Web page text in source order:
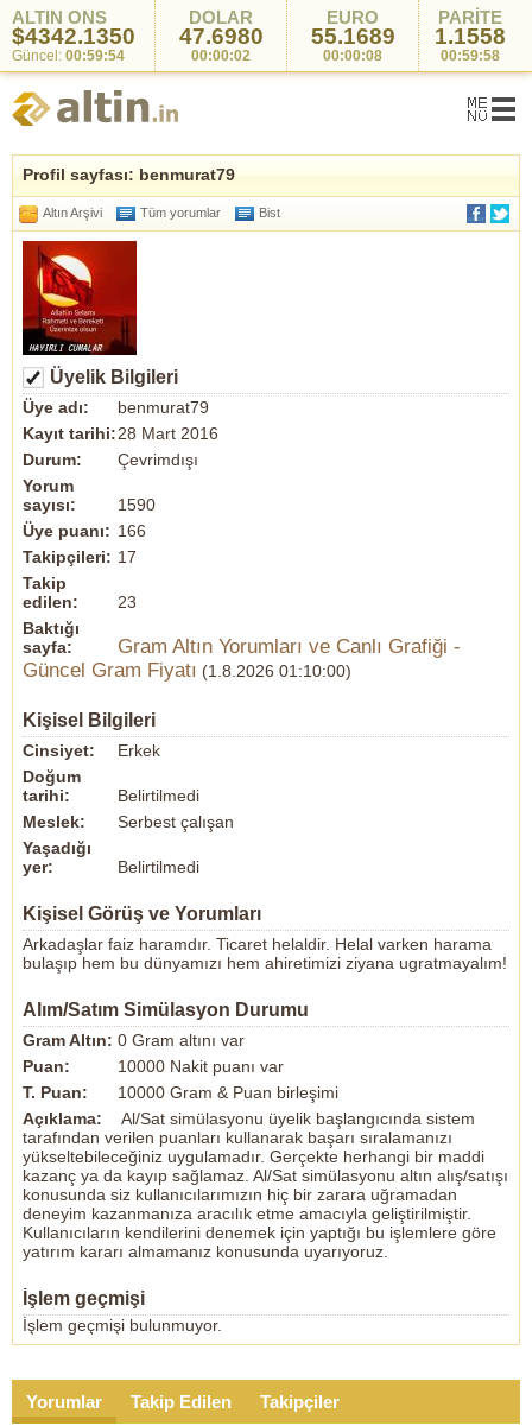
ALTIN ONS
$4342.1350
Güncel: 00:59:54
DOLAR
47.6980
00:00:02
EURO
55.1689
00:00:08
PARİTE
1.1558
00:59:58
Profil sayfası: benmurat79
Altın Arşivi Tüm yorumlar Bist
Üyelik Bilgileri
Üye adı:
benmurat79
Kayıt tarihi:28 Mart 2016
Durum:
Çevrimdışı
Yorum
sayısı:
1590
Üye puanı: 166
Takipçileri: 17
Takip
edilen:
23
Baktığı
sayfa:
Gram Altın Yorumları ve Canlı Grafiği -
Güncel Gram Fiyatı (1.8.2026 01:10:00)
Kişisel Bilgileri
Cinsiyet:
Erkek
Doğum
tarihi:
Belirtilmedi
Meslek:
Serbest çalışan
Yaşadığı
yer:
Belirtilmedi
Kişisel Görüş ve Yorumları
Arkadaşlar faiz haramdır. Ticaret helaldir. Helal varken harama
bulaşıp hem bu dünyamızı hem ahiretimizi ziyana ugratmayalım!
Alım/Satım Simülasyon Durumu
Gram Altın: 0 Gram altını var
Puan:
10000 Nakit puanı var
T. Puan:
10000 Gram & Puan birleşimi
Açıklama:
Al/Sat simülasyonu üyelik başlangıcında sistem
tarafından verilen puanları kullanarak başarı sıralamanızı
yükseltebileceğiniz uygulamadır. Gerçekte herhangi bir maddi
kazanç ya da kayıp sağlamaz. Al/Sat simülasyonu altın alış/satışı
konusunda siz kullanıcılarımızın hiç bir zarara uğramadan
deneyim kazanmanıza aracılık etme amacıyla geliştirilmiştir.
Kullanıcıların kendilerini denemek için yaptığı bu işlemlere göre
yatırım kararı almamanız konusunda uyarıyoruz.
İşlem geçmişi
İşlem geçmişi bulunmuyor.
Yorumlar Takip Edilen Takipçiler